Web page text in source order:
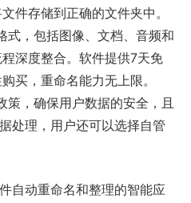
件存储到正确的文件夹中。
式，包括图像、文档、音频和
深度整合。软件提供7天免
买，重命名能力无上限。
，确保用户数据的安全，且
处理，用户还可以选择自管
自动重命名和整理的智能应